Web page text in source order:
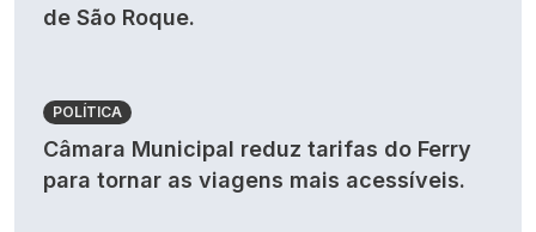
de São Roque.
POLÍTICA
Câmara Municipal reduz tarifas do Ferry
para tornar as viagens mais acessíveis.